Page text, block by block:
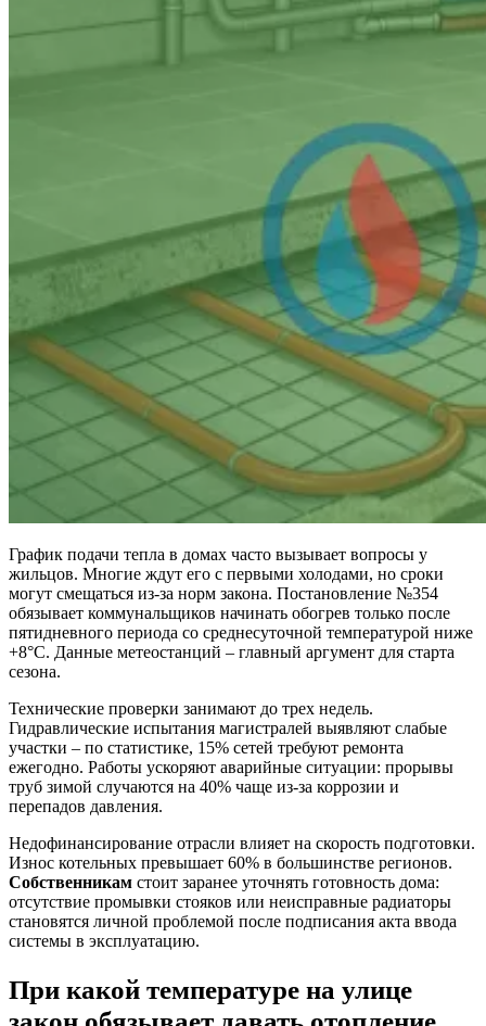
График подачи тепла в домах часто вызывает вопросы у
жильцов. Многие ждут его с первыми холодами, но сроки
могут смещаться из-за норм закона. Постановление №354
обязывает коммунальщиков начинать обогрев только после
пятидневного периода со среднесуточной температурой ниже
+8°C. Данные метеостанций – главный аргумент для старта
сезона.
Технические проверки занимают до трех недель.
Гидравлические испытания магистралей выявляют слабые
участки – по статистике, 15% сетей требуют ремонта
ежегодно. Работы ускоряют аварийные ситуации: прорывы
труб зимой случаются на 40% чаще из-за коррозии и
перепадов давления.
Недофинансирование отрасли влияет на скорость подготовки.
Износ котельных превышает 60% в большинстве регионов.
Собственникам стоит заранее уточнять готовность дома:
отсутствие промывки стояков или неисправные радиаторы
становятся личной проблемой после подписания акта ввода
системы в эксплуатацию.
При какой температуре на улице